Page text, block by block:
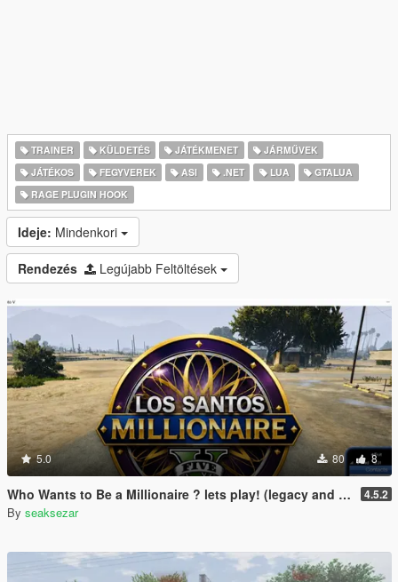
TRAINER KÜLDETÉS JÁTÉKMENET
JÁRMŰVEK
JÁTÉKOS
FEGYVEREK ASI .NET LUA
GTALUA
RAGE PLUGIN HOOK
Ideje: Mindenkori
Rendezés Legújabb Feltöltések
5.0 80 8
Who Wants to Be a Millionaire ? lets play! (legacy and enhanced) 4.5.2
By seaksezar